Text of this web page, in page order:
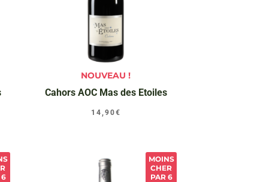
NOUVEAU !
Cahors AOC Mas des Etoiles
14,90€
6
MOINS
CHER
PAR 6